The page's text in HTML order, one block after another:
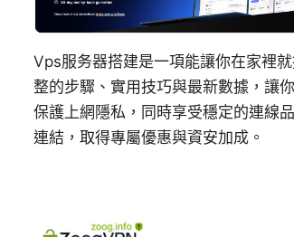
Vps服务器搭建是一項能讓你在家裡
整的步驟、實用技巧與最新數據，讓
保護上網隱私，同時享受穩定的連線
連結，取得專屬優惠與資安加成。